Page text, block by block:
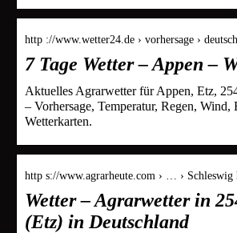
http ://www.wetter24.de › vorhersage ›
7 Tage Wetter – Appen –
Aktuelles Agrarwetter für Appen, Etz,
– Vorhersage, Temperatur, Regen, Wind,
Wetterkarten.
http s://www.agrarheute.com › … › Schleswig
Wetter – Agrarwetter in
(Etz) in Deutschland